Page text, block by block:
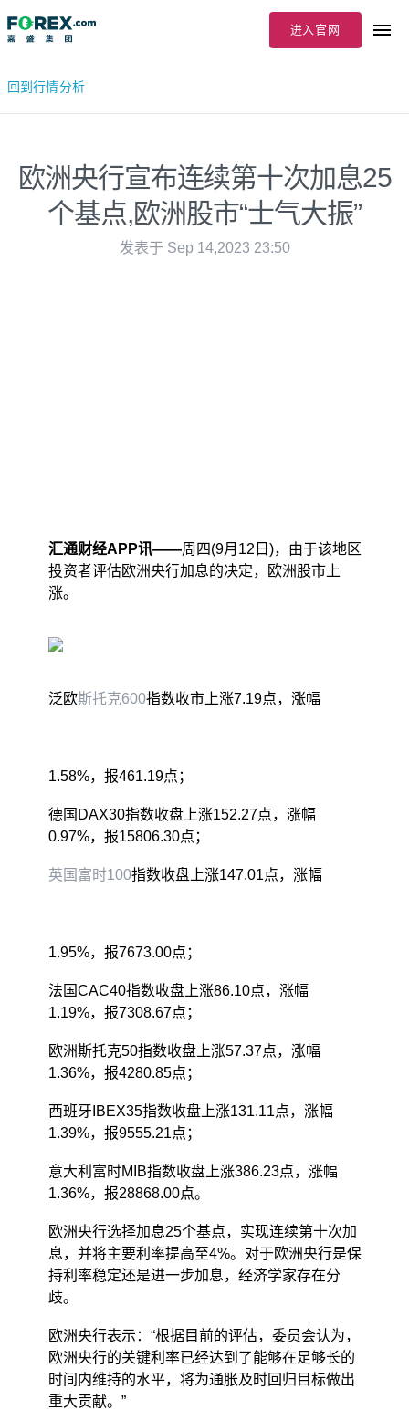
进入官网
回到行情分析
欧洲央行宣布连续第十次加息25
个基点,欧洲股市“士气大振”
发表于 Sep 14,2023 23:50
汇通财经APP讯——周四(9月12日)，由于该地区
投资者评估欧洲央行加息的决定，欧洲股市上
涨。
泛欧斯托克600指数收市上涨7.19点，涨幅
1.58%，报461.19点；
德国DAX30指数收盘上涨152.27点，涨幅
0.97%，报15806.30点；
英国富时100指数收盘上涨147.01点，涨幅
1.95%，报7673.00点；
法国CAC40指数收盘上涨86.10点，涨幅
1.19%，报7308.67点；
欧洲斯托克50指数收盘上涨57.37点，涨幅
1.36%，报4280.85点；
西班牙IBEX35指数收盘上涨131.11点，涨幅
1.39%，报9555.21点；
意大利富时MIB指数收盘上涨386.23点，涨幅
1.36%，报28868.00点。
欧洲央行选择加息25个基点，实现连续第十次加
息，并将主要利率提高至4%。对于欧洲央行是保
持利率稳定还是进一步加息，经济学家存在分
歧。
欧洲央行表示：“根据目前的评估，委员会认为，
欧洲央行的关键利率已经达到了能够在足够长的
时间内维持的水平，将为通胀及时回归目标做出
重大贡献。”